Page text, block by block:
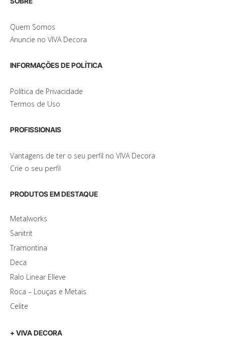
Quem Somos
Anuncie no VIVA Decora
INFORMAÇÕES DE POLÍTICA
Política de Privacidade
Termos de Uso
PROFISSIONAIS
Vantagens de ter o seu perfil no VIVA Decora
Crie o seu perfil
PRODUTOS EM DESTAQUE
Metalworks
Sanitrit
Tramontina
Deca
Ralo Linear Elleve
Roca – Louças e Metais
Celite
+ VIVA DECORA